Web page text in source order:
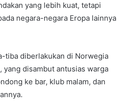
yang lebih kuat, tetapi
negara-negara Eropa lainnya
tiba diberlakukan di Norwegia
yang disambut antusias warga
ke bar, klub malam, dan